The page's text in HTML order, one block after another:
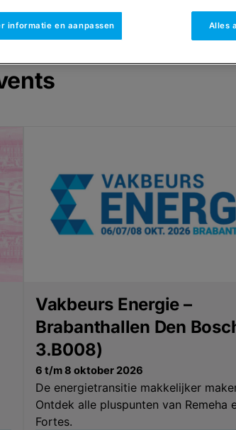
Vakbeurs Energie –
Brabanthallen Den
3.B008)
6 t/m 8 oktober 2026
De energietransitie makkelijker
Ontdek alle pluspunten van Remeha
Fortes.
informatie en aanpassen Alles